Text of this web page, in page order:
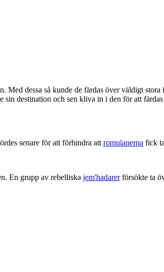
Med dessa så kunde de färdas över väldigt
destination och sen kliva in i den för att
senare för att förhindra att romulanerna fick
En grupp av rebelliska jem'hadarerförsökte ta